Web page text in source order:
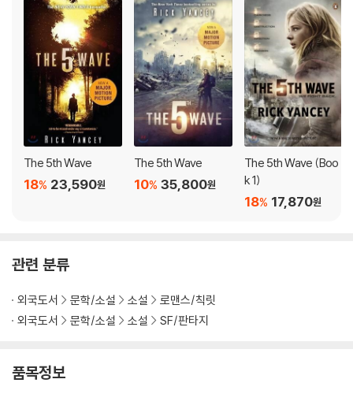
The 5th Wave
23,590원
18%
The 5th Wave
35,800원
10%
The 5th Wave (Boo
k 1)
17,870원
18%
관련 분류
외국도서 문학/소설 소설
로맨스/칙릿
외국도서
문학/소설 소설 SF/판타지
품목정보